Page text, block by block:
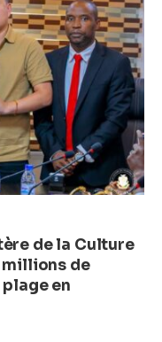
de la Culture
millions de
en